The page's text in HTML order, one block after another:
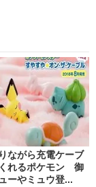
ながら充電ケーブ
れるポケモン 御
ーやミュウ登...